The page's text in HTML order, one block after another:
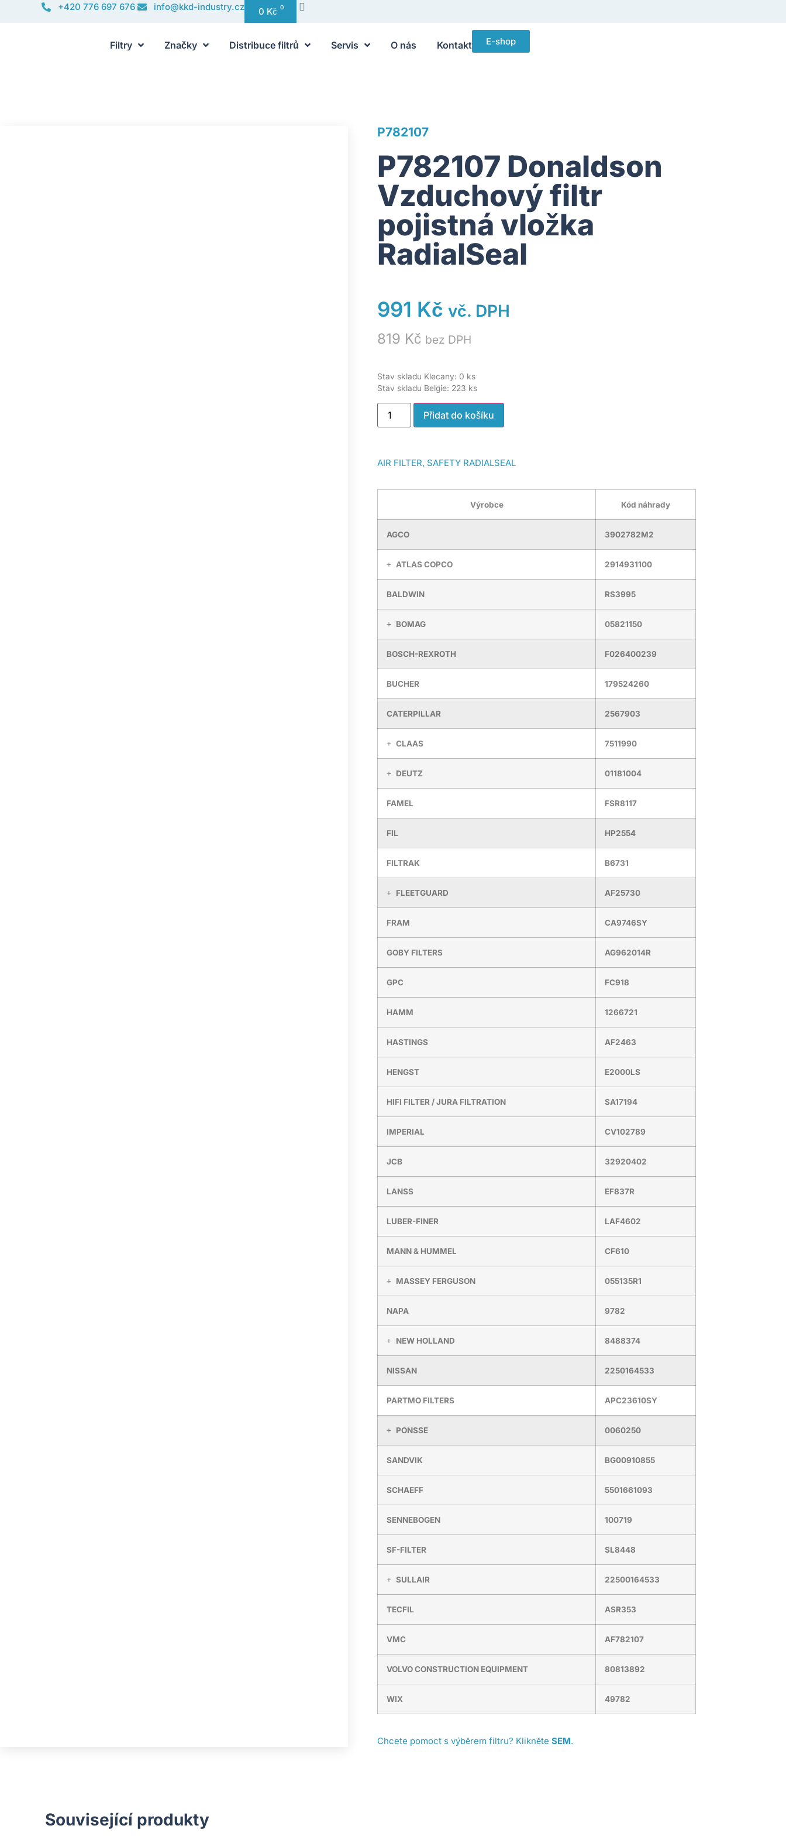
+420 776 697 676 info@kkd-industry.cz 0 Kč 0
Filtry Značky Distribuce filtrů Servis O nás Kontakt E-shop
P782107
P782107 Donaldson
Vzduchový filtr
pojistná vložka
RadialSeal
991 Kč vč. DPH
819 Kč bez DPH
Stav skladu Klecany: 0 ks
Stav skladu Belgie: 223 ks
Přidat do košíku
AIR FILTER, SAFETY RADIALSEAL
Výrobce Kód náhrady
AGCO 3902782M2
ATLAS COPCO 2914931100
BALDWIN RS3995
BOMAG 05821150
BOSCH-REXROTH F026400239
BUCHER 179524260
CATERPILLAR 2567903
CLAAS 7511990
DEUTZ 01181004
FAMEL FSR8117
FIL HP2554
FILTRAK B6731
FLEETGUARD AF25730
FRAM CA9746SY
GOBY FILTERS AG962014R
GPC FC918
HAMM 1266721
HASTINGS AF2463
HENGST E2000LS
HIFI FILTER / JURA FILTRATION SA17194
IMPERIAL CV102789
JCB 32920402
LANSS EF837R
LUBER-FINER LAF4602
MANN & HUMMEL CF610
MASSEY FERGUSON 055135R1
NAPA 9782
NEW HOLLAND 8488374
NISSAN 2250164533
PARTMO FILTERS APC23610SY
PONSSE 0060250
SANDVIK BG00910855
SCHAEFF 5501661093
SENNEBOGEN 100719
SF-FILTER SL8448
SULLAIR 22500164533
TECFIL ASR353
VMC AF782107
VOLVO CONSTRUCTION EQUIPMENT 80813892
WIX 49782
Chcete pomoct s výběrem filtru? Klikněte SEM.
Související produkty